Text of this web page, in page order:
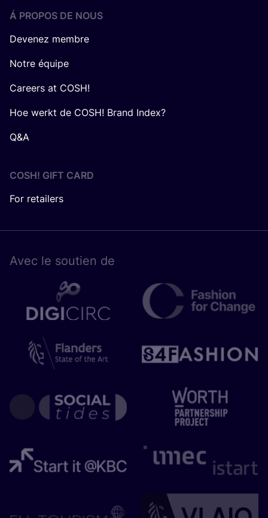
Á PROPOS DE NOUS
Devenez membre
Notre équipe
Careers at COSH!
Hoe werkt de COSH! Brand Index?
Q&A
COSH! GIFT CARD
For retailers
Avec le sou­tien de